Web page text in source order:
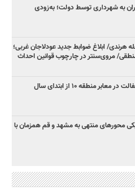
به شهرداری توسط دولت؛ به‌زودی
هرندی/ ابلاغ ضوابط جدید عودلاجان غربی؛
مروی‌سنتر در چارچوب قوانین احداث
محورهای منتهی به مشهد و قم همزمان با